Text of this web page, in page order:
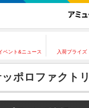
ベント&ニュース 入荷プライズ
ポロファクト